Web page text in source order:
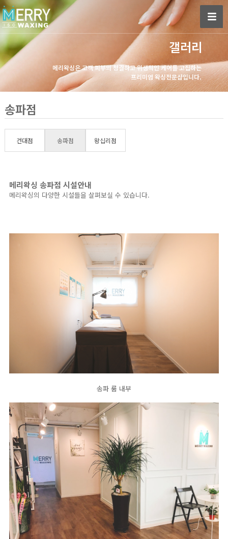
갤러리
메리왁싱은 고객 피부의 청결하고 위생적인 케어를 고집하는
프리미엄 왁싱전문샵입니다.
송파점
건대점 송파점 왕십리점
메리왁싱 송파점 시설안내
메리왁싱의 다양한 시설들을 살펴보실 수 있습니다.
송파 룸 내부